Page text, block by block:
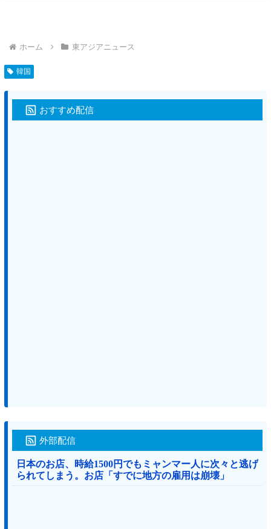
ホーム 東アジアニュース
韓国
おすすめ配信
外部配信
日本のお店、時給1500円でもミャンマー人に次々と逃げ
られてしまう。お店「すでに地方の雇用は崩壊」